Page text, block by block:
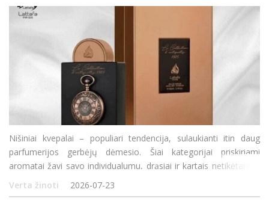
Nišiniai kvepalai – populiari tendencija, sulaukianti itin daug
parfumerijos gerbėjų dėmesio. Šiai kategorijai priskiriami
aromatai žavi savo individualumu, drąsiai ir kartais netikėtais ar
net šokiruojančiais sprendimais, o natų kompozicijos sužadina
emocijas. Galima saky
Verta žinoti 2026-07-23